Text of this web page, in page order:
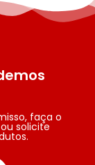
faça o
solicite